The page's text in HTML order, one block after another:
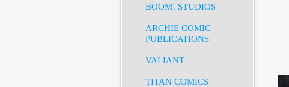
BOOM! STUDIOS
ARCHIE COMIC
PUBLICATIONS
VALIANT
TITAN COMICS